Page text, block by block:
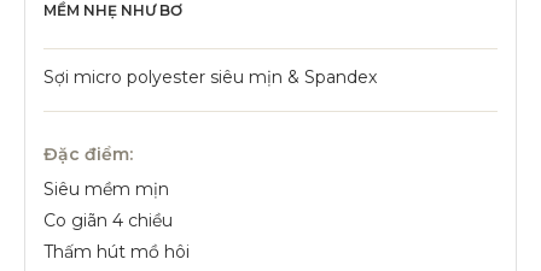
MỀM NHẸ NHƯ BƠ
Sợi micro polyester siêu mịn & Spandex
Đặc điểm:
Siêu mềm mịn
Co giãn 4 chiều
Thấm hút mồ hôi